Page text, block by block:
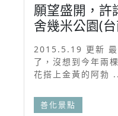
願望盛開，許
舍幾米公園(
2015.5.19 更新 最
了，沒想到今年兩
花搭上金黃的阿勃
善化景點